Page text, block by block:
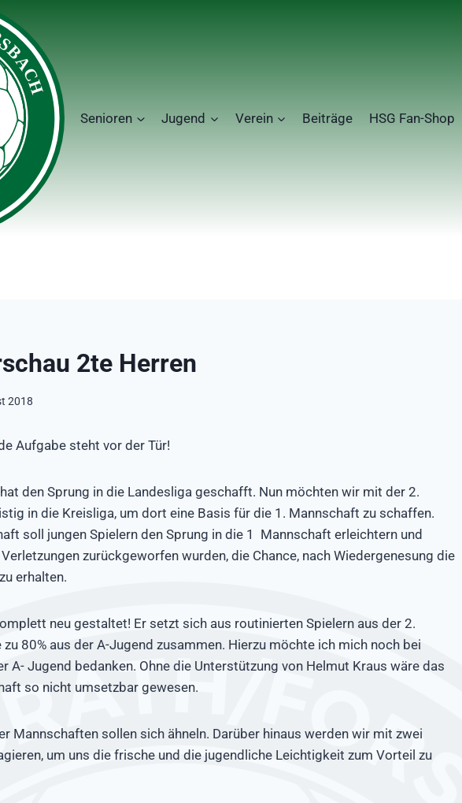
Senioren Jugend Verein Beiträge HSG Fan-Shop
2te Herren
2018
Aufgabe steht vor der Tür!
den Sprung in die Landesliga geschafft. Nun möchten wir mit der 2.
in die Kreisliga, um dort eine Basis für die 1. Mannschaft zu schaffen.
soll jungen Spielern den Sprung in die 1 Mannschaft erleichtern und
zurückgeworfen wurden, die Chance, nach Wiedergenesung die
erhalten.
neu gestaltet! Er setzt sich aus routinierten Spielern aus der 2.
80% aus der A-Jugend zusammen. Hierzu möchte ich mich noch bei
A- Jugend bedanken. Ohne die Unterstützung von Helmut Kraus wäre das
so nicht umsetzbar gewesen.
Mannschaften sollen sich ähneln. Darüber hinaus werden wir mit zwei
um uns die frische und die jugendliche Leichtigkeit zum Vorteil zu